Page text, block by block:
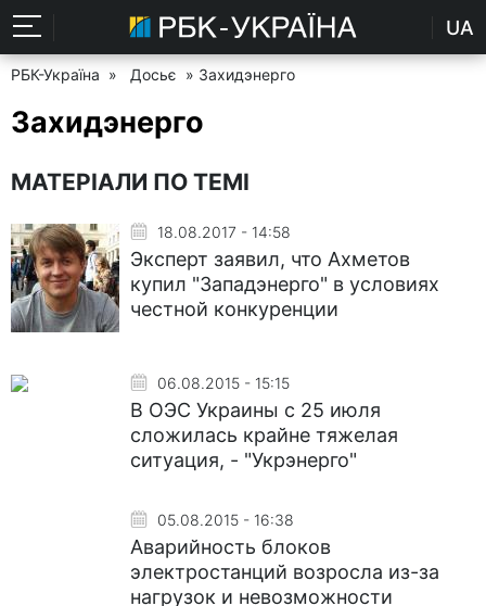
UA
РБК-Україна » Досьє » Захидэнерго
Захидэнерго
МАТЕРІАЛИ ПО ТЕМІ
18.08.2017 - 14:58
Эксперт заявил, что Ахметов
купил "Западэнерго" в условиях
честной конкуренции
06.08.2015 - 15:15
В ОЭС Украины с 25 июля
сложилась крайне тяжелая
ситуация, - "Укрэнерго"
05.08.2015 - 16:38
Аварийность блоков
электростанций возросла из-за
нагрузок и невозможности